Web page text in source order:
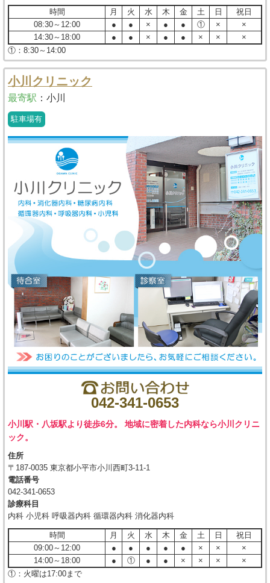
時間 月 火 水 木 金 土 日
祝日
08:30～12:00
● ● × ● ● ① ×
×
14:30～18:00
● ● × ● ● × ×
×
①：8:30～14:00
小川クリニック
最寄駅 ： 小川
駐車場有
042-341-0653
小川駅・八坂駅より徒歩6分。 地域に密着した内科なら小川クリニ
ック。
住所
〒187-0035 東京都小平市小川西町3-11-1
電話番号
042-341-0653
診療科目
内科 小児科 呼吸器内科 循環器内科 消化器内科
時間 月 火 水 木 金 土 日
祝日
09:00～12:00
● ● ● ● ● × ×
×
14:00～18:00
● ① ● ● × × ×
×
①：火曜は17:00まで